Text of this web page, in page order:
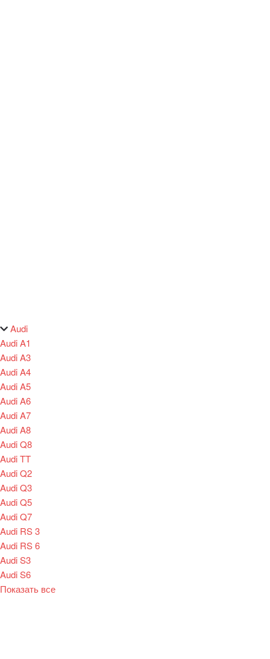
Audi
Audi A1
Audi A3
Audi A4
Audi A5
Audi A6
Audi A7
Audi A8
Audi Q8
Audi TT
Audi Q2
Audi Q3
Audi Q5
Audi Q7
Audi RS 3
Audi RS 6
Audi S3
Audi S6
Показать все